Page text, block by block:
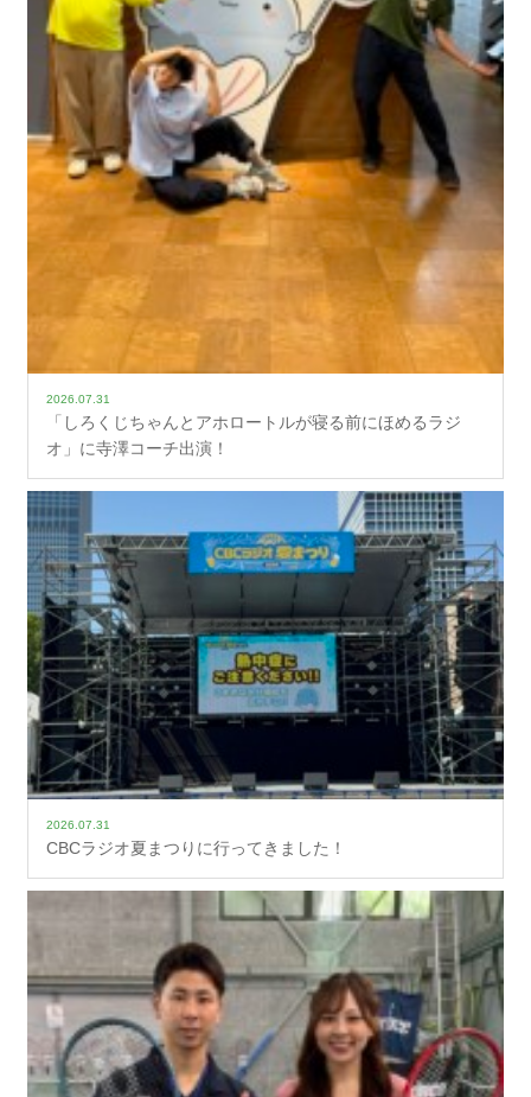
2026.07.31
「しろくじちゃんとアホロートルが寝る前にほめるラジ
オ」に寺澤コーチ出演！
2026.07.31
CBCラジオ夏まつりに行ってきました！